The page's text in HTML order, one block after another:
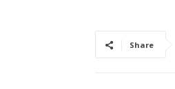
Share